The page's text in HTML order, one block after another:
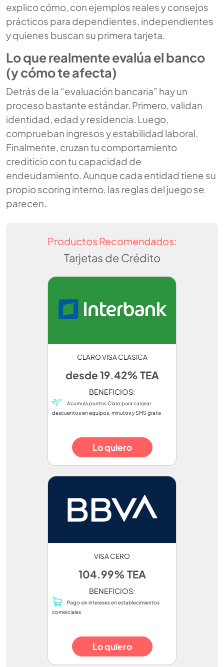
explico cómo, con ejemplos reales y consejos
prácticos para dependientes, independientes
y quienes buscan su primera tarjeta.
Lo que realmente evalúa el banco
(y cómo te afecta)
Detrás de la “evaluación bancaria” hay un
proceso bastante estándar. Primero, validan
identidad, edad y residencia. Luego,
comprueban ingresos y estabilidad laboral.
Finalmente, cruzan tu comportamiento
crediticio con tu capacidad de
endeudamiento. Aunque cada entidad tiene su
propio scoring interno, las reglas del juego se
parecen.
Productos Recomendados:
Tarjetas de Crédito
CLARO VISA CLASICA
desde 19.42% TEA
BENEFICIOS:
Acumula puntos Claro para canjear
descuentos en equipos, minutos y SMS gratis
Lo quiero
VISA CERO
104.99% TEA
BENEFICIOS:
Pago sin intereses en establecimientos
comerciales
Lo quiero